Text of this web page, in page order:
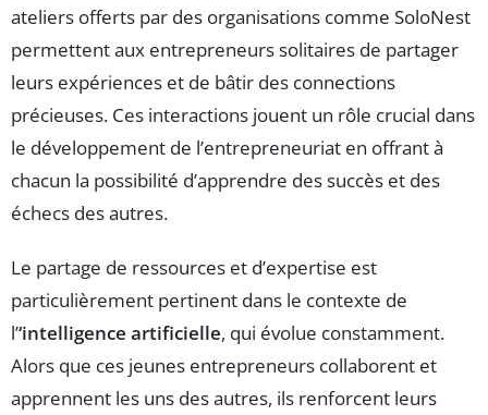
ateliers offerts par des organisations comme SoloNest
permettent aux entrepreneurs solitaires de partager
leurs expériences et de bâtir des connections
précieuses. Ces interactions jouent un rôle crucial dans
le développement de l’entrepreneuriat en offrant à
chacun la possibilité d’apprendre des succès et des
échecs des autres.
Le partage de ressources et d’expertise est
particulièrement pertinent dans le contexte de
l’‘intelligence artificielle, qui évolue constamment.
Alors que ces jeunes entrepreneurs collaborent et
apprennent les uns des autres, ils renforcent leurs